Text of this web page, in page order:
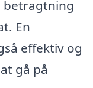
betragtning
En
effektiv og
gå på